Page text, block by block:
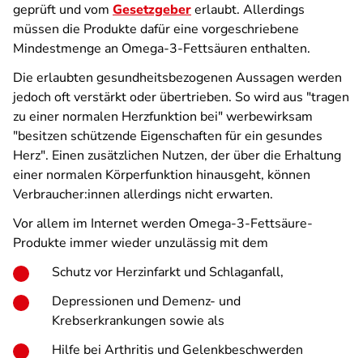
geprüft und vom Gesetzgebererlaubt. Allerdings
müssen die Produkte dafür eine vorgeschriebene
Mindestmenge an Omega-3-Fettsäuren enthalten.
Die erlaubten gesundheitsbezogenen Aussagen werden
jedoch oft verstärkt oder übertrieben. So wird aus "tragen
zu einer normalen Herzfunktion bei" werbewirksam
"besitzen schützende Eigenschaften für ein gesundes
Herz". Einen zusätzlichen Nutzen, der über die Erhaltung
einer normalen Körperfunktion hinausgeht, können
Verbraucher:innen allerdings nicht erwarten.
Vor allem im Internet werden Omega-3-Fettsäure-
Produkte immer wieder unzulässig mit dem
Schutz vor Herzinfarkt und Schlaganfall,
Depressionen und Demenz- und
Krebserkrankungen sowie als
Hilfe bei Arthritis und Gelenkbeschwerden